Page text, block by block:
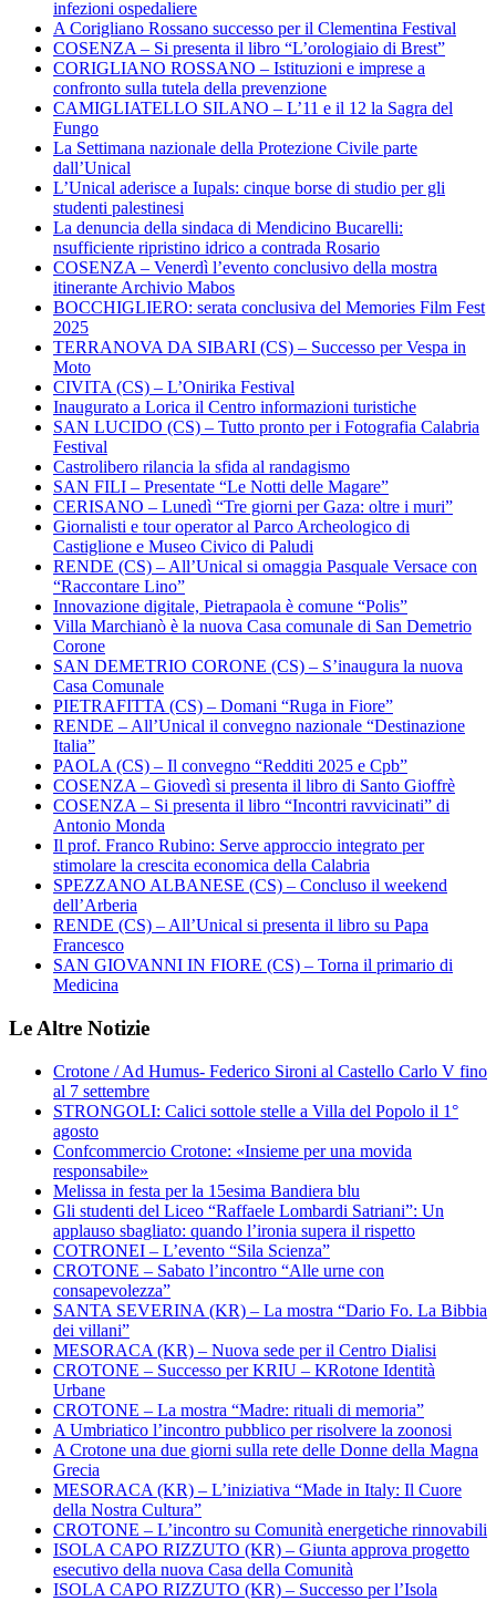
infezioni ospedaliere
A Corigliano Rossano successo per il Clementina Festival
COSENZA – Si presenta il libro “L’orologiaio di Brest”
CORIGLIANO ROSSANO – Istituzioni e imprese a
confronto sulla tutela della prevenzione
CAMIGLIATELLO SILANO – L’11 e il 12 la Sagra del
Fungo
La Settimana nazionale della Protezione Civile parte
dall’Unical
L’Unical aderisce a Iupals: cinque borse di studio per gli
studenti palestinesi
La denuncia della sindaca di Mendicino Bucarelli:
nsufficiente ripristino idrico a contrada Rosario
COSENZA – Venerdì l’evento conclusivo della mostra
itinerante Archivio Mabos
BOCCHIGLIERO: serata conclusiva del Memories Film Fest
2025
TERRANOVA DA SIBARI (CS) – Successo per Vespa in
Moto
CIVITA (CS) – L’Onirika Festival
Inaugurato a Lorica il Centro informazioni turistiche
SAN LUCIDO (CS) – Tutto pronto per i Fotografia Calabria
Festival
Castrolibero rilancia la sfida al randagismo
SAN FILI – Presentate “Le Notti delle Magare”
CERISANO – Lunedì “Tre giorni per Gaza: oltre i muri”
Giornalisti e tour operator al Parco Archeologico di
Castiglione e Museo Civico di Paludi
RENDE (CS) – All’Unical si omaggia Pasquale Versace con
“Raccontare Lino”
Innovazione digitale, Pietrapaola è comune “Polis”
Villa Marchianò è la nuova Casa comunale di San Demetrio
Corone
SAN DEMETRIO CORONE (CS) – S’inaugura la nuova
Casa Comunale
PIETRAFITTA (CS) – Domani “Ruga in Fiore”
RENDE – All’Unical il convegno nazionale “Destinazione
Italia”
PAOLA (CS) – Il convegno “Redditi 2025 e Cpb”
COSENZA – Giovedì si presenta il libro di Santo Gioffrè
COSENZA – Si presenta il libro “Incontri ravvicinati” di
Antonio Monda
Il prof. Franco Rubino: Serve approccio integrato per
stimolare la crescita economica della Calabria
SPEZZANO ALBANESE (CS) – Concluso il weekend
dell’Arberia
RENDE (CS) – All’Unical si presenta il libro su Papa
Francesco
SAN GIOVANNI IN FIORE (CS) – Torna il primario di
Medicina
Le Altre Notizie
Crotone / Ad Humus- Federico Sironi al Castello Carlo V fino
al 7 settembre
STRONGOLI: Calici sottole stelle a Villa del Popolo il 1°
agosto
Confcommercio Crotone: «Insieme per una movida
responsabile»
Melissa in festa per la 15esima Bandiera blu
Gli studenti del Liceo “Raffaele Lombardi Satriani”: Un
applauso sbagliato: quando l’ironia supera il rispetto
COTRONEI – L’evento “Sila Scienza”
CROTONE – Sabato l’incontro “Alle urne con
consapevolezza”
SANTA SEVERINA (KR) – La mostra “Dario Fo. La Bibbia
dei villani”
MESORACA (KR) – Nuova sede per il Centro Dialisi
CROTONE – Successo per KRIU – KRotone Identità
Urbane
CROTONE – La mostra “Madre: rituali di memoria”
A Umbriatico l’incontro pubblico per risolvere la zoonosi
A Crotone una due giorni sulla rete delle Donne della Magna
Grecia
MESORACA (KR) – L’iniziativa “Made in Italy: Il Cuore
della Nostra Cultura”
CROTONE – L’incontro su Comunità energetiche rinnovabili
ISOLA CAPO RIZZUTO (KR) – Giunta approva progetto
esecutivo della nuova Casa della Comunità
ISOLA CAPO RIZZUTO (KR) – Successo per l’Isola